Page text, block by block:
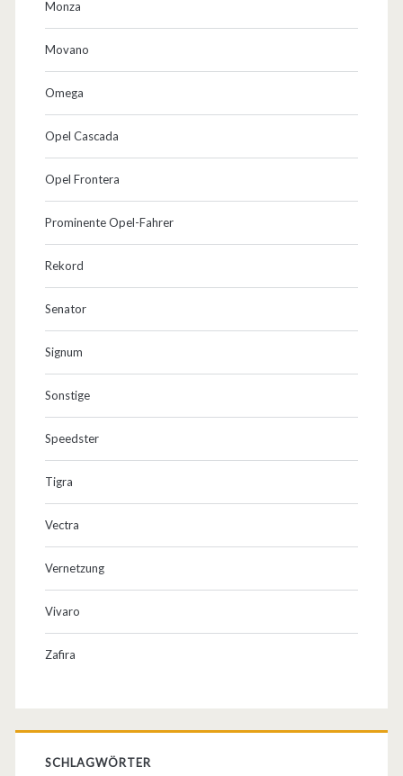
Monza
Movano
Omega
Opel Cascada
Opel Frontera
Prominente Opel-Fahrer
Rekord
Senator
Signum
Sonstige
Speedster
Tigra
Vectra
Vernetzung
Vivaro
Zafira
SCHLAGWÖRTER